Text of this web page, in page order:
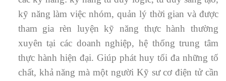
kỹ năng làm việc nhóm, quản lý thời gian và được
tham gia rèn luyện kỹ năng thực hành thường
xuyên tại các doanh nghiệp, hệ thống trung tâm
thực hành hiện đại. Giúp phát huy tối đa những tố
chất, khả năng mà một người Kỹ sư cơ điện tử cần